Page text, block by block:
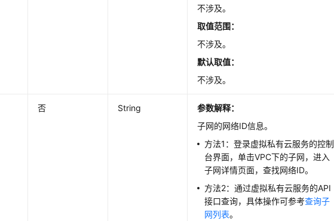
不涉及。
取值范围：
不涉及。
默认取值：
不涉及。
否 String
参数解释：
子网的网络ID信息。
方法1：登录虚拟私有云服务的控制
台界面，单击VPC下的子网，进入
子网详情页面，查找网络ID。
方法2：通过虚拟私有云服务的API
接口查询，具体操作可参考查询子
网列表。